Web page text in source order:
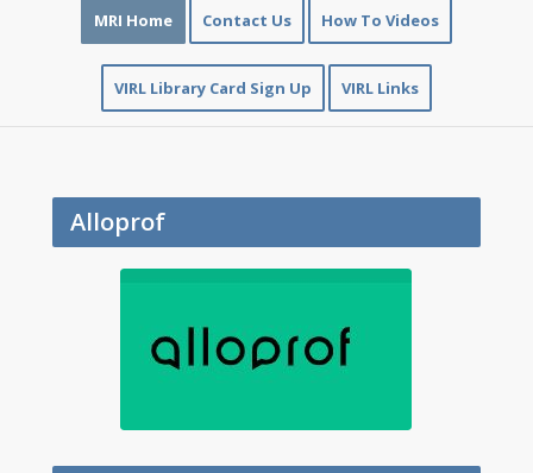
MRI Home Contact Us How To Videos
VIRL Library Card Sign Up VIRL Links
Alloprof